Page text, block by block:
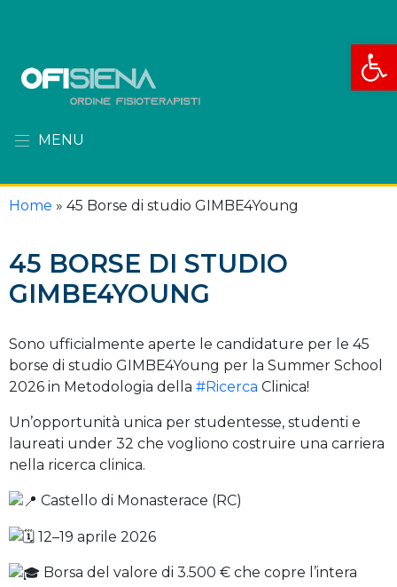
Apri
MENU
Home » 45 Borse di studio GIMBE4Young
45 BORSE DI STUDIO
GIMBE4YOUNG
Sono ufficialmente aperte le candidature per le 45
borse di studio GIMBE4Young per la Summer School
2026 in Metodologia della #Ricerca Clinica!
Un’opportunità unica per studentesse, studenti e
laureati under 32 che vogliono costruire una carriera
nella ricerca clinica.
Castello di Monasterace (RC)
12–19 aprile 2026
Borsa del valore di 3.500 € che copre l’intera